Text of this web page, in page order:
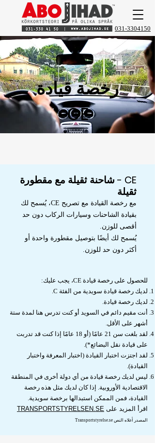
031-3304150
رخصة قيادة
CE
CE - شاحنة ثقيلة مع مقطورة
ثقيلة
مع رخصة القيادة مع تصريح CE، يُسمح لك
بقيادة الشاحنات وسيارات الركاب دون حد
أقصى للوزن.
يُسمح لك أيضًا بتوصيل مقطورة واحدة أو
أكثر دون حد للوزن.
للحصول على رخصة قيادة CE، يجب عليك:
لديك رخصة قيادة سويدية من الفئة C.
لديك رخصة قيادة.
أنت مقيم دائم في السويد أو كنت تدرس هنا لمدة ستة
أشهر على الأقل.
لقد بلغت سن 21 عامًا (أو 18 عامًا إذا كنت قد تدربت
على قيادة نقل البضائع*).
لقد اجتزت اختبار القيادة (اختبار المعرفة واختبار
القيادة).
ليس لديك رخصة قيادة من أي دولة أخرى في المنطقة
الاقتصادية الأوروبية. إذا كان لديك مثل هذه رخصة
القيادة، فمن الممكن استبدالها برخصة سويدية.
اقرأ المزيد على TRANSPORTSTYRELSEN.SE
المصدر أعلاه النص Transportstyrelse.se